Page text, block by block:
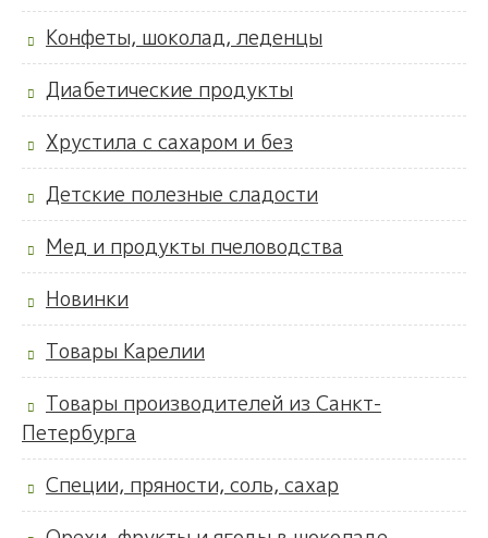
Конфеты, шоколад, леденцы
Диабетические продукты
Хрустила с сахаром и без
Детские полезные сладости
Мед и продукты пчеловодства
Новинки
Товары Карелии
Товары производителей из Санкт-
Петербурга
Специи, пряности, соль, сахар